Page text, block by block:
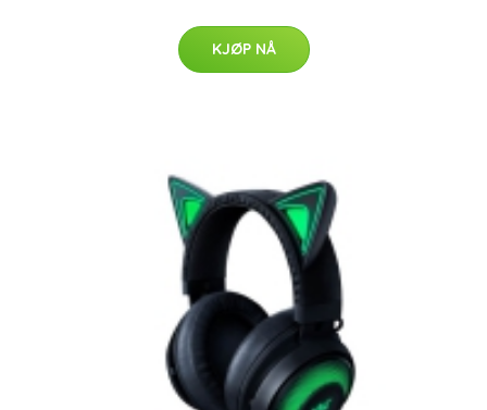
KJØP NÅ